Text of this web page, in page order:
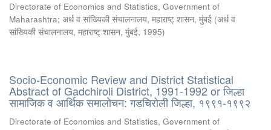
Directorate of Economics and Statistics, Government of
Maharashtra; अर्थ व सांख्यिकी संचालनालय, महाराष्ट् शासन, मुंबई (अर्थ व
सांख्यिकी संचालनालय, महाराष्ट् शासन, मुंबई, 1995)
Socio-Economic Review and District Statistical
Abstract of Gadchiroli District, 1991-1992 or जिल्हा
सामाजिक व आर्थिक समालोचन: गडचिरोली जिल्हा, १९९१-१९९२
Directorate of Economics and Statistics, Government of